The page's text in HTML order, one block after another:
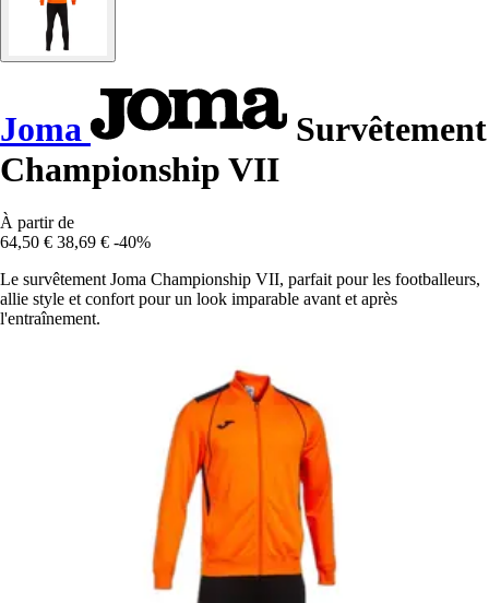
Joma
Survêtement
Championship VII
À partir de
64,50 € 38,69 € -40%
Le survêtement Joma Championship VII, parfait pour les footballeurs,
allie style et confort pour un look imparable avant et après
l'entraînement.